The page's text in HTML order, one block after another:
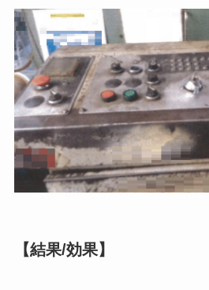
【結果/効果】